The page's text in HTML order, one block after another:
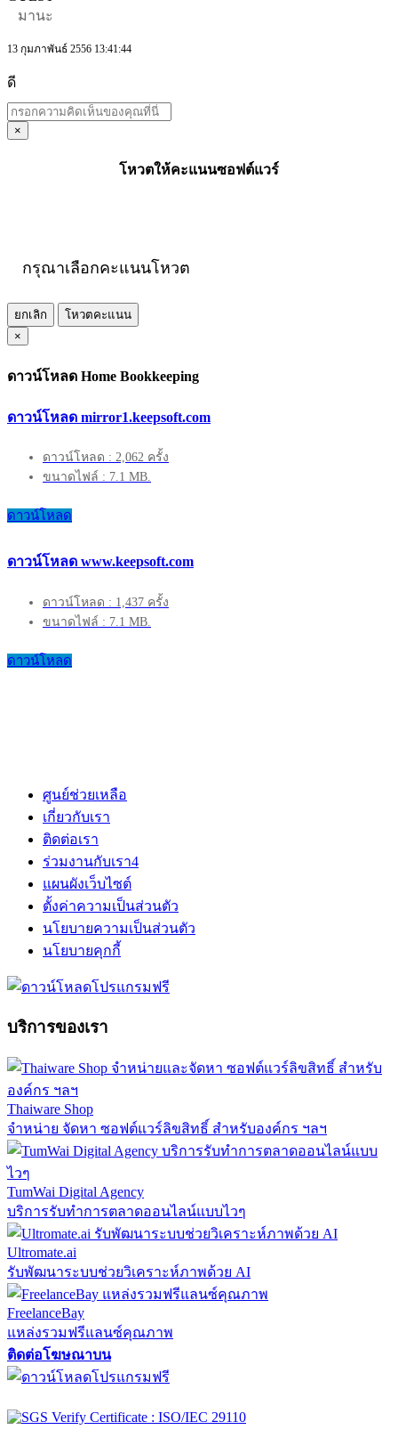
มานะ
13 กุมภาพันธ์ 2556 13:41:44
ดี
×
โหวตให้คะแนนซอฟต์แวร์
กรุณาเลือกคะแนนโหวต
ยกเลิก
โหวตคะแนน
×
ดาวน์โหลด Home Bookkeeping
ดาวน์โหลด mirror1.keepsoft.com
ดาวน์โหลด : 2,062 ครั้ง
ขนาดไฟล์ : 7.1 MB.
ดาวน์โหลด
ดาวน์โหลด www.keepsoft.com
ดาวน์โหลด : 1,437 ครั้ง
ขนาดไฟล์ : 7.1 MB.
ดาวน์โหลด
ศูนย์ช่วยเหลือ
เกี่ยวกับเรา
ติดต่อเรา
ร่วมงานกับเรา4
แผนผังเว็บไซต์
ตั้งค่าความเป็นส่วนตัว
นโยบายความเป็นส่วนตัว
นโยบายคุกกี้
บริการของเรา
Thaiware Shop
จำหน่าย จัดหา ซอฟต์แวร์ลิขสิทธิ์ สำหรับองค์กร ฯลฯ
TumWai Digital Agency
บริการรับทำการตลาดออนไลน์แบบไวๆ
Ultromate.ai
รับพัฒนาระบบช่วยวิเคราะห์ภาพด้วย AI
FreelanceBay
แหล่งรวมฟรีแลนซ์คุณภาพ
ติดต่อโฆษณาบน